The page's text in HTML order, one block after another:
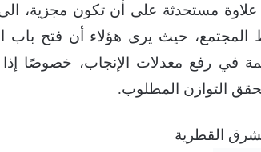
علاوة مستحدثة على أن تكون
حيث يرى هؤلاء أن فتح باب
في رفع معدلات الإنجاب، خصوصًا
التوازن المطلوب.
القطرية